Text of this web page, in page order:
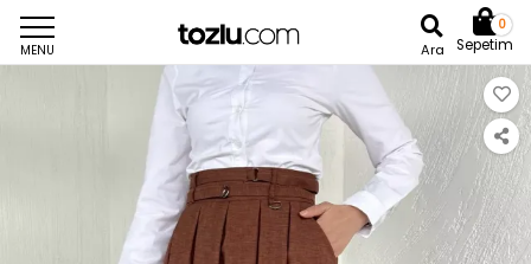
MENU Ara
0
Sepetim